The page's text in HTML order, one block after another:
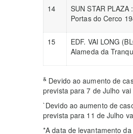
14
SUN STAR PLAZA
Portas do Cerco
15
EDF. VAI LONG
Alameda da
& Devido ao aumento de
prevista para 7 de Julho
`Devido ao aumento de
prevista para 11 de Julho
*A data de levantamento